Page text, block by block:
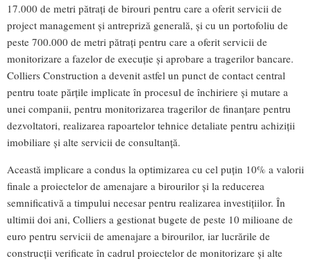
17.000 de metri pătrați de birouri pentru care a oferit servicii de
project management și antrepriză generală, și cu un portofoliu de
peste 700.000 de metri pătrați pentru care a oferit servicii de
monitorizare a fazelor de execuție și aprobare a tragerilor bancare.
Colliers Construction a devenit astfel un punct de contact central
pentru toate părțile implicate în procesul de închiriere și mutare a
unei companii, pentru monitorizarea tragerilor de finanțare pentru
dezvoltatori, realizarea rapoartelor tehnice detaliate pentru achiziții
imobiliare și alte servicii de consultanță.
Această implicare a condus la optimizarea cu cel puțin 10% a valorii
finale a proiectelor de amenajare a birourilor și la reducerea
semnificativă a timpului necesar pentru realizarea investițiilor. În
ultimii doi ani, Colliers a gestionat bugete de peste 10 milioane de
euro pentru servicii de amenajare a birourilor, iar lucrările de
construcții verificate în cadrul proiectelor de monitorizare și alte